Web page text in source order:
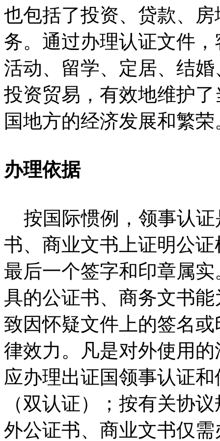
也包括了投资、贷款、
务。通过办理认证文件
活动、留学、定居、结
投资贸易，有效地维护
国地方的经济发展和繁荣
办理依据
按国际惯例，领事认证
书、商业文书上证明公
最后一个签字和印章属实
具的公证书、商务文书
致因怀疑文件上的签名
律效力。凡是对外使用
应办理出证国领事认证
（双认证）；按有关协
外公证书、商业文书仅